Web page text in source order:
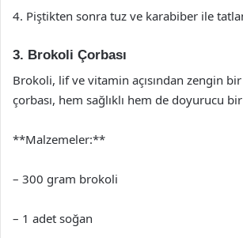
4. Piştikten sonra tuz ve karabiber ile
3. Brokoli Çorbası
Brokoli, lif ve vitamin açısından zengin
çorbası, hem sağlıklı hem de doyurucu
**Malzemeler:**
– 300 gram brokoli
– 1 adet soğan